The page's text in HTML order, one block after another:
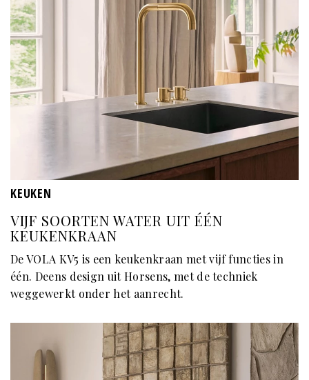
KEUKEN
VIJF SOORTEN WATER UIT ÉÉN
KEUKENKRAAN
De VOLA KV5 is een keukenkraan met vijf functies in
één. Deens design uit Horsens, met de techniek
weggewerkt onder het aanrecht.